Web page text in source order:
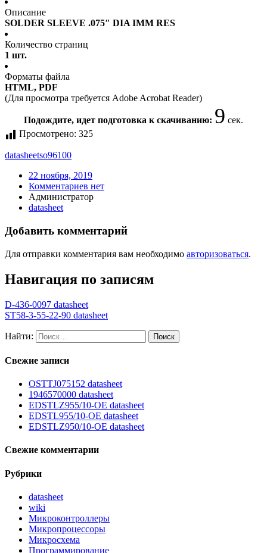
Описание
SOLDER SLEEVE .075″ DIA IMM RES
Количество страниц
1 шт.
Форматы файла
HTML, PDF
(Для просмотра требуется Adobe Acrobat Reader)
Подождите, идет подготовка к скачиванию: 9 сек.
Просмотрено: 325
datasheetso96100
22 ноября, 2019
Комментариев нет
Администратор
datasheet
Добавить комментарий
Для отправки комментария вам необходимо авторизоваться.
Навигация по записям
D-436-0097 datasheet
ST58-3-55-22-90 datasheet
Найти:
Свежие записи
OSTTJ075152 datasheet
1946570000 datasheet
EDSTLZ955/10-OE datasheet
EDSTL955/10-OE datasheet
EDSTLZ950/10-OE datasheet
Свежие комментарии
Рубрики
datasheet
wiki
Микроконтроллеры
Микропроцессоры
Микросхема
Программирование